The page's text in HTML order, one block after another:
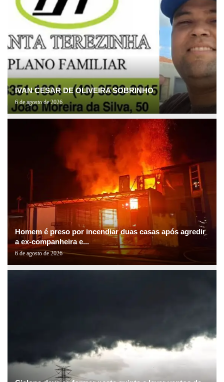
IVAN CESAR DE OLIVEIRA SOBRINHO
6 de agosto de 2026
Homem é preso por incendiar duas casas após agredir
a ex-companheira e...
6 de agosto de 2026